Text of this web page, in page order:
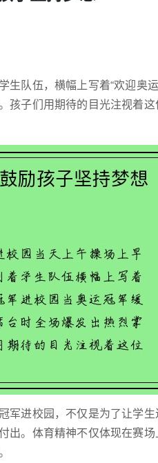
生队伍，横幅上写着“欢迎奥
子们用期待的目光注视着
军进校园，不仅是为了让学
出。体育精神不仅体现在赛